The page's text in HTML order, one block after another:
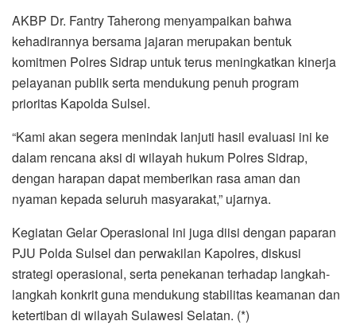
AKBP Dr. Fantry Taherong menyampaikan bahwa
kehadirannya bersama jajaran merupakan bentuk
komitmen Polres Sidrap untuk terus meningkatkan kinerja
pelayanan publik serta mendukung penuh program
prioritas Kapolda Sulsel.
“Kami akan segera menindak lanjuti hasil evaluasi ini ke
dalam rencana aksi di wilayah hukum Polres Sidrap,
dengan harapan dapat memberikan rasa aman dan
nyaman kepada seluruh masyarakat,” ujarnya.
Kegiatan Gelar Operasional ini juga diisi dengan paparan
PJU Polda Sulsel dan perwakilan Kapolres, diskusi
strategi operasional, serta penekanan terhadap langkah-
langkah konkrit guna mendukung stabilitas keamanan dan
ketertiban di wilayah Sulawesi Selatan. (*)